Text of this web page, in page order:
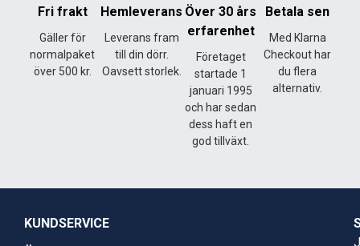
Fri frakt
Gäller för
normalpaket
över 500 kr.
Hemleverans
Leverans fram
till din dörr.
Oavsett storlek.
Över 30 års
erfarenhet
Företaget
startade 1
januari 1995
och har sedan
dess haft en
god tillväxt.
Betala sen
Med Klarna
Checkout har
du flera
alternativ.
KUNDSERVICE